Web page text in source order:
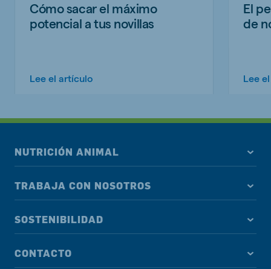
Cómo sacar el máximo
potencial a tus novillas
Lee el artículo
El
de
Lee
NUTRICIÓN ANIMAL
TRABAJA CON NOSOTROS
SOSTENIBILIDAD
CONTACTO